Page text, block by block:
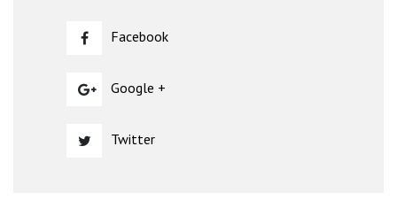
Facebook
Google +
Twitter